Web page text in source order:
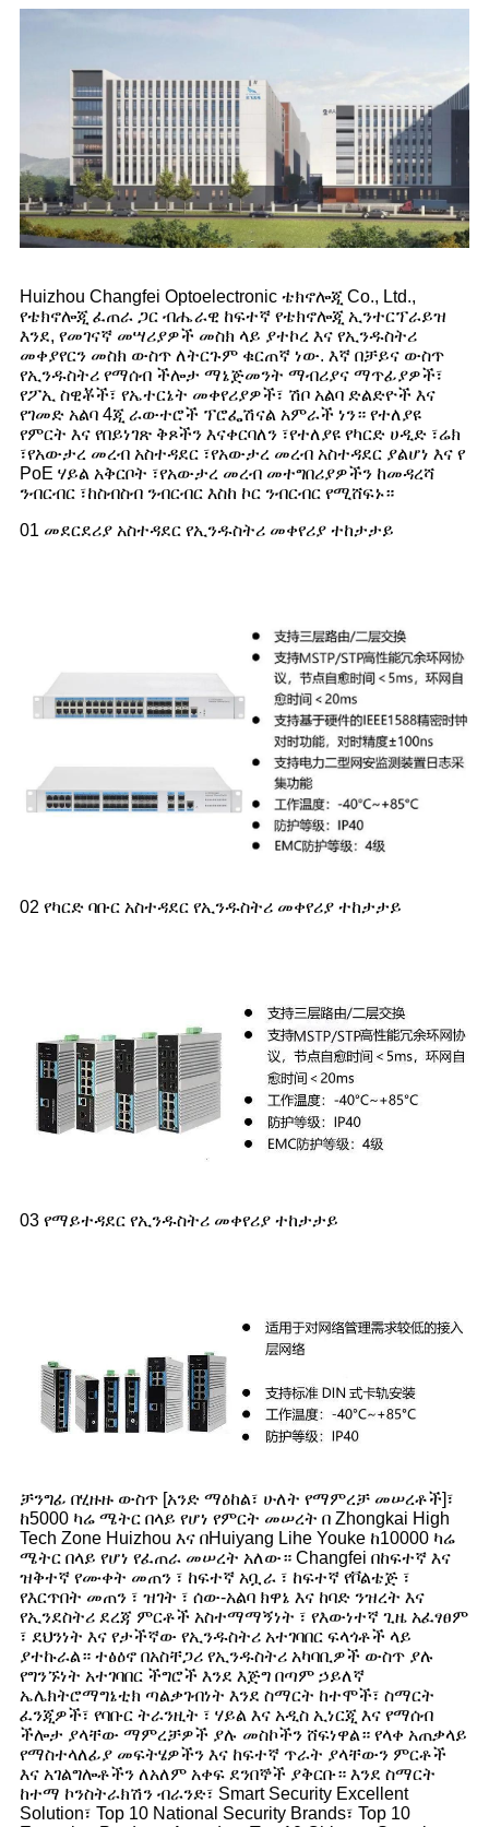
Huizhou Changfei Optoelectronic ቴክኖሎጂ Co., Ltd.,
የቴክኖሎጂ ፈጠራ ጋር ብሔራዊ ከፍተኛ የቴክኖሎጂ ኢንተርፕራይዝ
እንደ, የመገናኛ መሣሪያዎች መስክ ላይ ያተኮረ እና የኢንዱስትሪ
መቀያየርን መስክ ውስጥ ለትርጉም ቁርጠኛ ነው. እኛ በቻይና ውስጥ
የኢንዱስትሪ የማሰብ ችሎታ ማኔጅመንት ማብሪያና ማጥፊያዎች፣
የፖኢ ስዊቾች፣ የኤተርኔት መቀየሪያዎች፣ ሽቦ አልባ ድልድዮች እና
የገመድ አልባ 4ጂ ራውተሮች ፕሮፌሽናል አምራች ነን። የተለያዩ
የምርት እና የበይነገጽ ቅጾችን እናቀርባለን ፣የተለያዩ የካርድ ሀዲድ ፣ሬክ
፣የአውታረ መረብ አስተዳደር ፣የአውታረ መረብ አስተዳደር ያልሆነ እና የ
PoE ሃይል አቅርቦት ፣የአውታረ መረብ መተግበሪያዎችን ከመዳረሻ
ንብርብር ፣ከስብስብ ንብርብር እስከ ኮር ንብርብር የሚሸፍኑ።
01 መደርደሪያ አስተዳደር የኢንዱስትሪ መቀየሪያ ተከታታይ
02 የካርድ ባቡር አስተዳደር የኢንዱስትሪ መቀየሪያ ተከታታይ
03 የማይተዳደር የኢንዱስትሪ መቀየሪያ ተከታታይ
ቻንግፊ በሂዙዙ ውስጥ [አንድ ማዕከል፣ ሁለት የማምረቻ መሠረቶች]፣
ከ5000 ካሬ ሜትር በላይ የሆነ የምርት መሠረት በ Zhongkai High
Tech Zone Huizhou እና በHuiyang Lihe Youke ከ10000 ካሬ
ሜትር በላይ የሆነ የፈጠራ መሠረት አለው። Changfei በከፍተኛ እና
ዝቅተኛ የሙቀት መጠን ፣ ከፍተኛ አቧራ ፣ ከፍተኛ የቮልቴጅ ፣
የእርጥበት መጠን ፣ ዝገት ፣ ሰው-አልባ ክዋኔ እና ከባድ ንዝረት እና
የኢንደስትሪ ደረጃ ምርቶች አስተማማኝነት ፣ የእውነተኛ ጊዜ አፈፃፀም
፣ ደህንነት እና የታችኛው የኢንዱስትሪ አተገባበር ፍላጎቶች ላይ
ያተኩራል። ተፅዕኖ በአስቸጋሪ የኢንዱስትሪ አካባቢዎች ውስጥ ያሉ
የግንኙነት አተገባበር ችግሮች እንደ እጅግ በጣም ኃይለኛ
ኤሌክትሮማግኔቲክ ጣልቃገብነት እንደ ስማርት ከተሞች፣ ስማርት
ፈንጂዎች፣ የባቡር ትራንዚት ፣ ሃይል እና አዲስ ኢነርጂ እና የማሰብ
ችሎታ ያላቸው ማምረቻዎች ያሉ መስኮችን ሸፍነዋል። የላቀ አጠቃላይ
የማስተላለፊያ መፍትሄዎችን እና ከፍተኛ ጥራት ያላቸውን ምርቶች
እና አገልግሎቶችን ለአለም አቀፍ ደንበኞች ያቅርቡ። እንደ ስማርት
ከተማ ኮንስትራክሽን ብራንድ፣ Smart Security Excellent
Solution፣ Top 10 National Security Brands፣ Top 10